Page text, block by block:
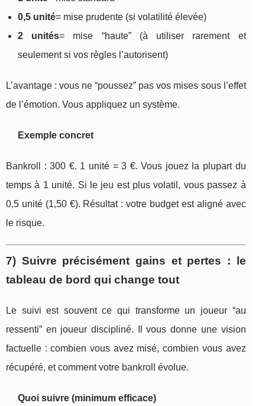
0,5 unité= mise prudente (si volatilité élevée)
2 unités= mise “haute” (à utiliser rarement et
seulement si vos règles l’autorisent)
L’avantage : vous ne “poussez” pas vos mises sous l’effet
de l’émotion. Vous appliquez un système.
Exemple concret
Bankroll : 300 €. 1 unité = 3 €. Vous jouez la plupart du
temps à 1 unité. Si le jeu est plus volatil, vous passez à
0,5 unité (1,50 €). Résultat : votre budget est aligné avec
le risque.
7) Suivre précisément gains et pertes : le
tableau de bord qui change tout
Le suivi est souvent ce qui transforme un joueur “au
ressenti” en joueur discipliné. Il vous donne une vision
factuelle : combien vous avez misé, combien vous avez
récupéré, et comment votre bankroll évolue.
Quoi suivre (minimum efficace)